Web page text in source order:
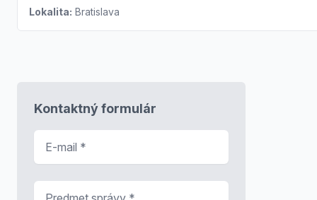
Lokalita: Bratislava
Kontaktný formulár